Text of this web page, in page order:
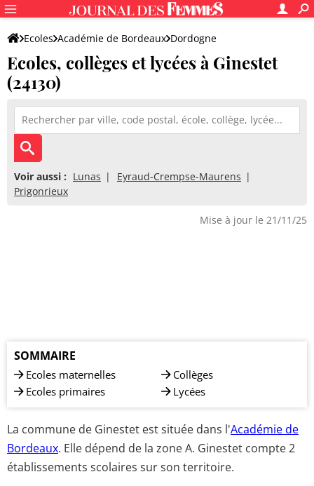
Ecoles Académie de Bordeaux Dordogne
Ecoles, collèges et lycées à Ginestet
(24130)
Voir aussi : Lunas
Eyraud-Crempse-Maurens
Prigonrieux
Mise à jour le 21/11/25
SOMMAIRE
Ecoles maternelles
Ecoles primaires
Collèges
Lycées
La commune de Ginestet est située dans l'Académie de
Bordeaux. Elle dépend de la zone A. Ginestet compte 2
établissements scolaires sur son territoire.